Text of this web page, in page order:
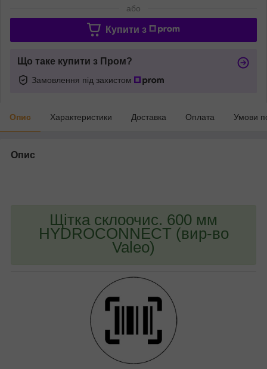
або
Купити з
Що таке купити з Пром?
Замовлення під захистом
Опис Характеристики Доставка Оплата Умови
Опис
Щітка склоочис. 600 мм
HYDROCONNECT (вир-во
Valeo)